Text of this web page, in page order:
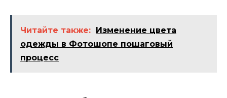
Читайте также: Изменение цвета
одежды в Фотошопе пошаговый
процесс